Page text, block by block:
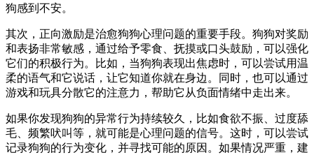
狗感到不安。
其次，正向激励是治愈狗狗心理问题的重要手段。狗狗对奖励
和表扬非常敏感，通过给予零食、抚摸或口头鼓励，可以强化
它们的积极行为。比如，当狗狗表现出焦虑时，可以尝试用温
柔的语气和它说话，让它知道你就在身边。同时，也可以通过
游戏和玩具分散它的注意力，帮助它从负面情绪中走出来。
如果你发现狗狗的异常行为持续较久，比如食欲不振、过度舔
毛、频繁吠叫等，就可能是心理问题的信号。这时，可以尝试
记录狗狗的行为变化，并寻找可能的原因。如果情况严重，建